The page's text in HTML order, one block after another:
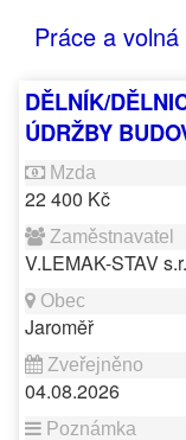
Práce a
DĚLNÍK/
ÚDRŽBY
22 400 Kč
V.LEMAK-STAV
Jaroměř
04.08.2026